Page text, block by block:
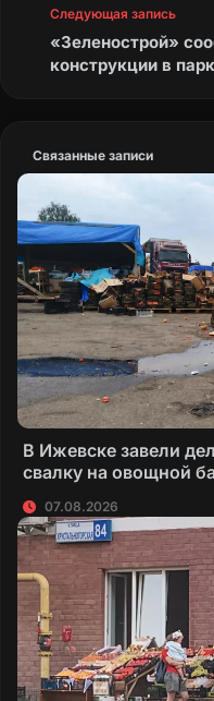
Следующая запись
«Зеленострой»
конструкции в
Связанные записи
В Ижевске завели
свалку на овощной
07.08.2026